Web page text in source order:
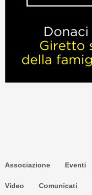
Associazione Eventi
Video Comunicati